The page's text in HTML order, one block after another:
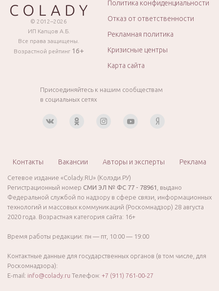
© 2012–2026
ИП Капцов А.Б.
Все права защищены.
Возрастной рейтинг 16+
Политика конфиденциальности
Отказ от ответственности
Рекламная политика
Кризисные центры
Карта сайта
Присоединяйтесь к нашим сообществам
в социальных сетях
Контакты Вакансии Авторы и эксперты Реклама
Сетевое издание «Colady.RU» (Колэди.РУ)
Регистрационный номер СМИ ЭЛ № ФС 77 - 78961
, выдано
Федеральной службой по надзору в сфере связи, информационных
технологий и массовых коммуникаций (Роскомнадзор) 28 августа
2020 года. Возрастная категория сайта: 16+
Время работы редакции: пн — пт, 10:00 — 19:00
Контактные данные для государственных органов (в том числе, для
Роскомнадзора):
E-mail: info@colady.ru Телефон: +7 (911) 761-00-27